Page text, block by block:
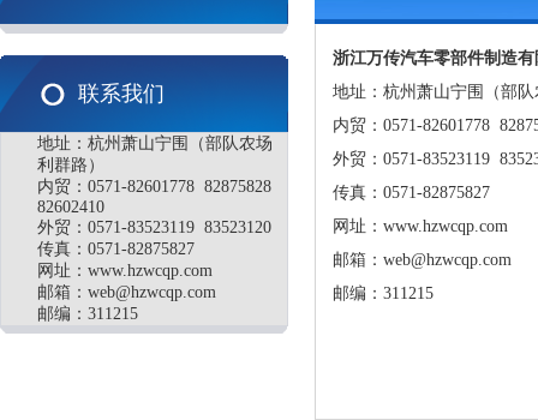
联系我们
地址：杭州萧山宁围（部队农场
利群路）
内贸：0571-82601778 82875828
82602410
外贸：0571-83523119 83523120
传真：0571-82875827
网址：www.hzwcqp.com
邮箱： web@hzwcqp.com
邮编：311215
浙江万传汽车零部件制造
地址：杭州萧山宁围（部
内贸：0571-82601778
外贸：0571-83523119
传真：0571-82875827
网址：www.hzwcqp.com
邮箱：web@hzwcqp.com
邮编：311215